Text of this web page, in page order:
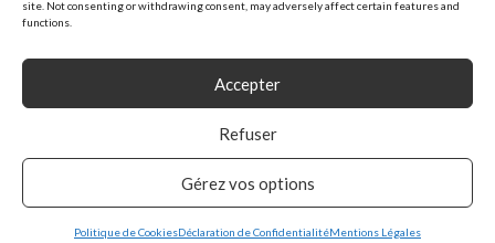
site. Not consenting or withdrawing consent, may adversely affect certain features and
functions.
Accepter
Refuser
Gérez vos options
Politique de CookiesDéclaration de ConfidentialitéMentions Légales
© 2026Vive Chez Moiest une marque de Doorstep Delight SAS (N° 928
986 256) - Tous droits réservés